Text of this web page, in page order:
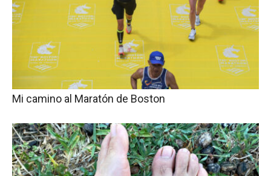
Mi camino al Maratón de Boston